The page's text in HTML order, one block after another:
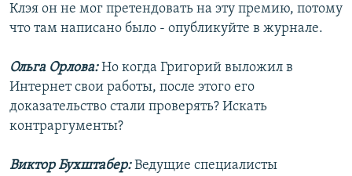
Клэя он не мог претендовать на эту премию, потому
что там написано было - опубликуйте в журнале.
Ольга Орлова:Но когда Григорий выложил в
Интернет свои работы, после этого его
доказательство стали проверять? Искать
контраргументы?
Виктор Бухштабер:Ведущие специалисты